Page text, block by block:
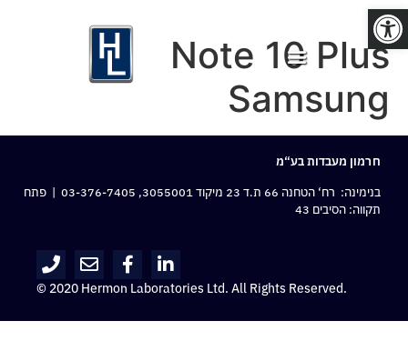
פתח סרגל נגישות
Note 10 Plus
Samsung
חרמון מעבדות בע“מ
בנימינה: רח‘ הטחנה 66 ת.ד 23 מיקוד 3055001,
03-376-7405 | פתח
תקווה: הסיבים 43
© 2020 Hermon Laboratories Ltd. All Rights Reserved.